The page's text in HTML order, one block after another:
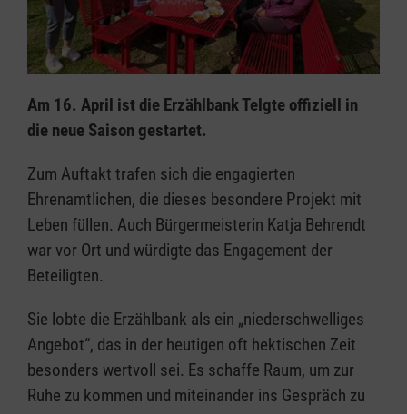
Am 16. April ist die Erzählbank Telgte offiziell in
die neue Saison gestartet.
Zum Auftakt trafen sich die engagierten
Ehrenamtlichen, die dieses besondere Projekt mit
Leben füllen. Auch Bürgermeisterin Katja Behrendt
war vor Ort und würdigte das Engagement der
Beteiligten.
Sie lobte die Erzählbank als ein „niederschwelliges
Angebot“, das in der heutigen oft hektischen Zeit
besonders wertvoll sei. Es schaffe Raum, um zur
Ruhe zu kommen und miteinander ins Gespräch zu